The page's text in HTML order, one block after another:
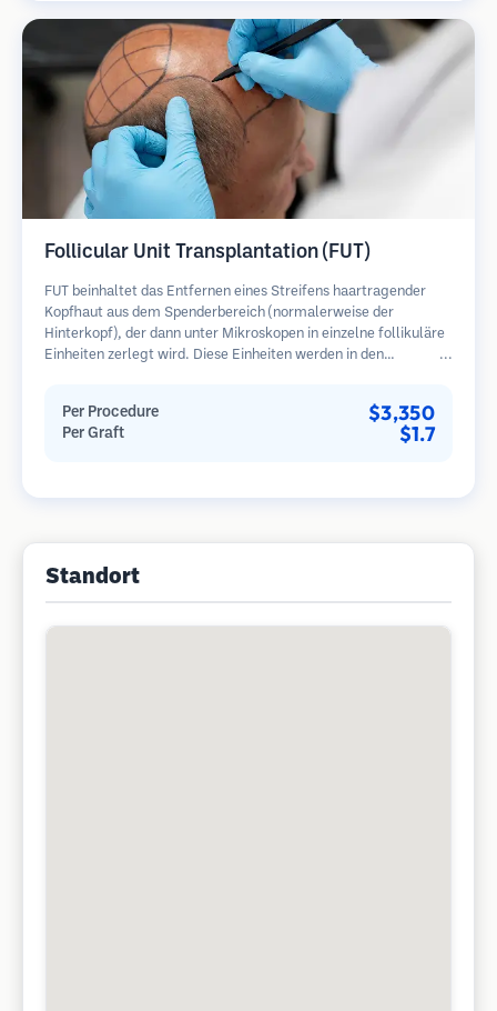
Follicular Unit Transplantation (FUT)
FUT beinhaltet das Entfernen eines Streifens haartragender
Kopfhaut aus dem Spenderbereich (normalerweise der
Hinterkopf), der dann unter Mikroskopen in einzelne follikuläre
Einheiten zerlegt wird. Diese Einheiten werden in den
eine lineare Narbe.
Per Procedure $3,350
Per Graft $1.7
Standort